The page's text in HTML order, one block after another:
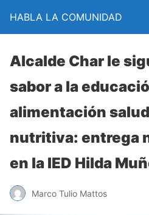
HABLA LA COMUNIDAD
Alcalde Char le
sabor a la
alimentación
nutritiva: entrega
en la IED Hilda
Marco Tulio Mattos